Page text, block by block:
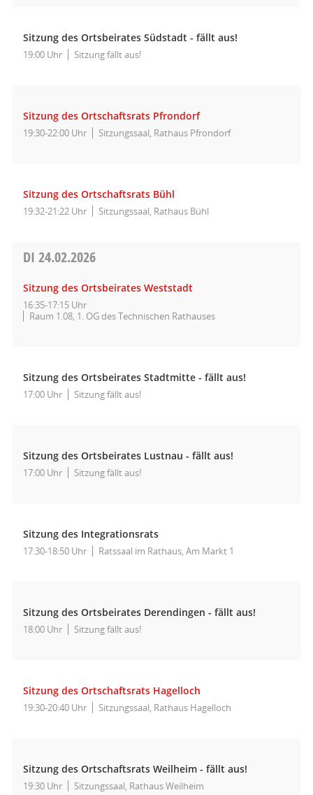
Sitzung des Ortsbeirates Südstadt - fällt aus!
19:00 Uhr Sitzung fällt aus!
Sitzung des Ortschaftsrats Pfrondorf
19:30-22:00 Uhr Sitzungssaal, Rathaus Pfrondorf
Sitzung des Ortschaftsrats Bühl
19:32-21:22 Uhr Sitzungssaal, Rathaus Bühl
DI 24.02.2026
Sitzung des Ortsbeirates Weststadt
16:35-17:15 Uhr
Raum 1.08, 1. OG des Technischen Rathauses
Sitzung des Ortsbeirates Stadtmitte - fällt aus!
17:00 Uhr Sitzung fällt aus!
Sitzung des Ortsbeirates Lustnau - fällt aus!
17:00 Uhr Sitzung fällt aus!
Sitzung des Integrationsrats
17:30-18:50 Uhr Ratssaal im Rathaus, Am Markt 1
Sitzung des Ortsbeirates Derendingen - fällt aus!
18:00 Uhr Sitzung fällt aus!
Sitzung des Ortschaftsrats Hagelloch
19:30-20:40 Uhr Sitzungssaal, Rathaus Hagelloch
Sitzung des Ortschaftsrats Weilheim - fällt aus!
19:30 Uhr Sitzungssaal, Rathaus Weilheim